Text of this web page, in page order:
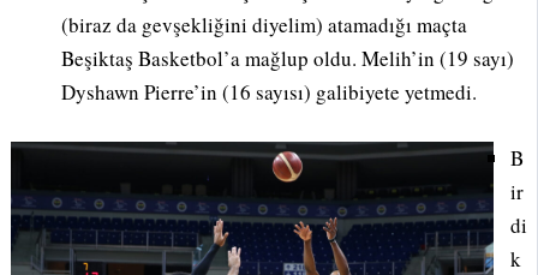
(biraz da gevşekliğini diyelim) atamadığı maçta
Beşiktaş Basketbol’a mağlup oldu. Melih’in (19 sayı)
Dyshawn Pierre’in (16 sayısı) galibiyete yetmedi.
B
ir
di
k